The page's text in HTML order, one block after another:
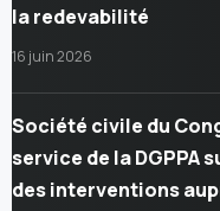
la redevabilité
16 juin 2026
Société civile du
service de la DGPPA
des interventions